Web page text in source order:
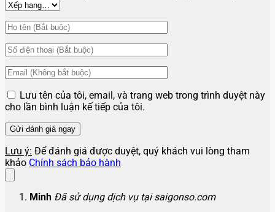
Lưu tên của tôi, email, và trang web trong trình duyệt này
cho lần bình luận kế tiếp của tôi.
Lưu ý: Để đánh giá được duyệt, quý khách vui lòng tham
khảo Chính sách bảo hành
Minh Đã sử dụng dịch vụ tại saigonso.com